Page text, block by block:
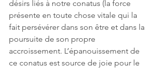
désirs liés à notre conatus (la force
présente en toute chose vitale qui la
fait persévérer dans son être et dans la
poursuite de son propre
accroissement. L’épanouissement de
ce conatus est source de joie pour le